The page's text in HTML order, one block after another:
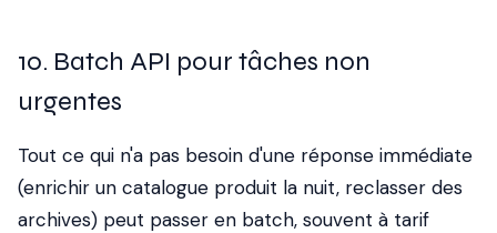
10. Batch API pour tâches non
urgentes
Tout ce qui n'a pas besoin d'une réponse immédiate
(enrichir un catalogue produit la nuit, reclasser des
archives) peut passer en batch, souvent à tarif